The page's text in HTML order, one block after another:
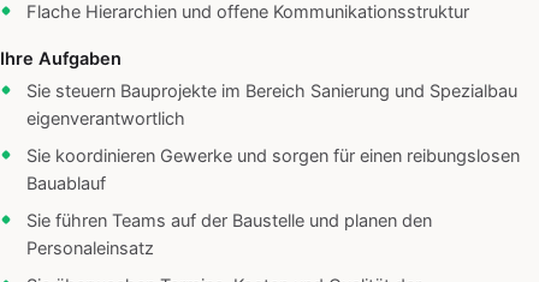
Flache Hierarchien und offene Kommunikationsstruktur
Ihre Aufgaben
Sie steuern Bauprojekte im Bereich Sanierung und Spezialbau
eigenverantwortlich
Sie koordinieren Gewerke und sorgen für einen reibungslosen
Bauablauf
Sie führen Teams auf der Baustelle und planen den
Personaleinsatz